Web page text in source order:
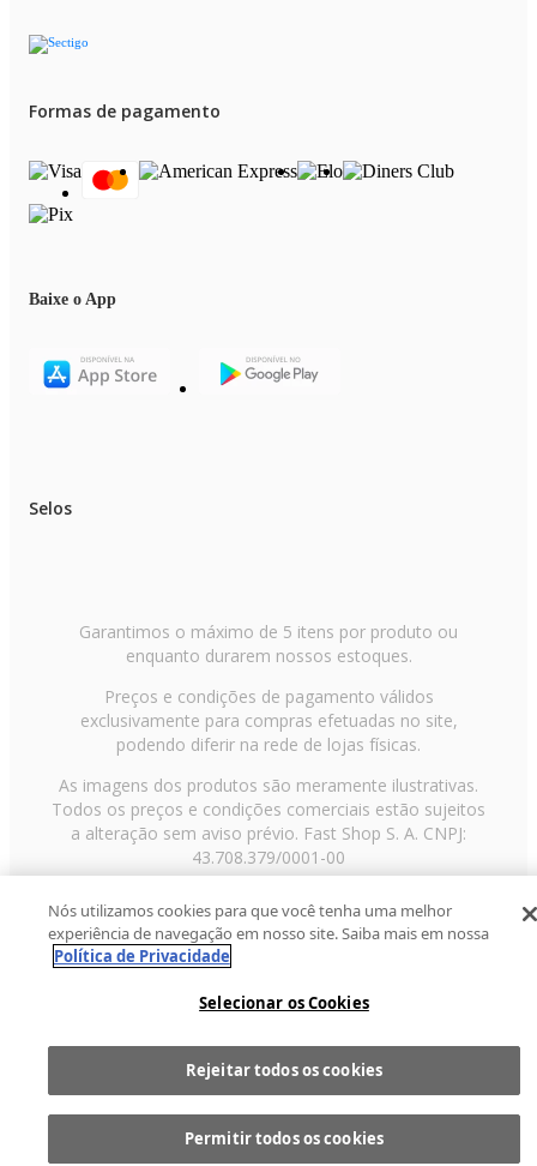
Comprar
Formas de pagamento
Baixe o App
Selos
Garantimos o máximo de 5 itens por produto ou
enquanto durarem nossos estoques.
Preços e condições de pagamento válidos
exclusivamente para compras efetuadas no site,
podendo diferir na rede de lojas físicas.
As imagens dos produtos são meramente ilustrativas.
Todos os preços e condições comerciais estão sujeitos
a alteração sem aviso prévio. Fast Shop S. A. CNPJ:
43.708.379/0001-00
Paulo/SP, CEP 02029-001, Telefone: 11 3003-3728 ©
2013 Fast Shop - Todos os direitos reservadosRF
Nós utilizamos cookies para que você tenha uma melhor
experiência de navegação em nosso site. Saiba mais em nossa
Política de Privacidade
Selecionar os Cookies
Rejeitar todos os cookies
Permitir todos os cookies